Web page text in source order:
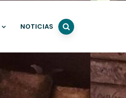
NOTICIAS